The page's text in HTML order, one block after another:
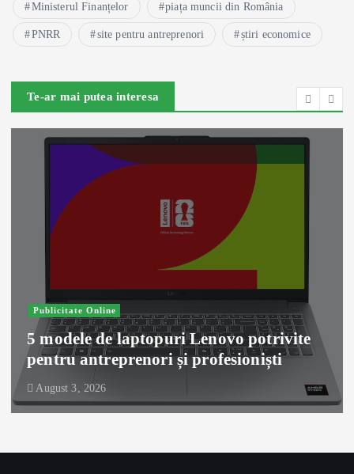
Ministerul Finanțelor piața muncii din România
PNRR site pentru antreprenori știri economice
Te-ar mai putea interesa
Publicitate Online
5 modele de laptopuri Lenovo potrivite
pentru antreprenori și profesioniști
August 3, 2026